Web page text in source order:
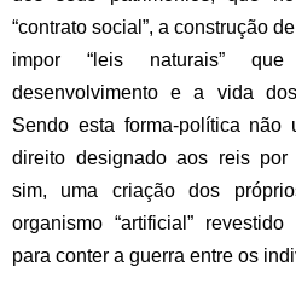
“contrato social”, a construção
impor “leis naturais”
desenvolvimento e a vida
Sendo esta forma-política
direito designado aos reis por
sim, uma criação dos
organismo “artificial”
para conter a guerra entre os